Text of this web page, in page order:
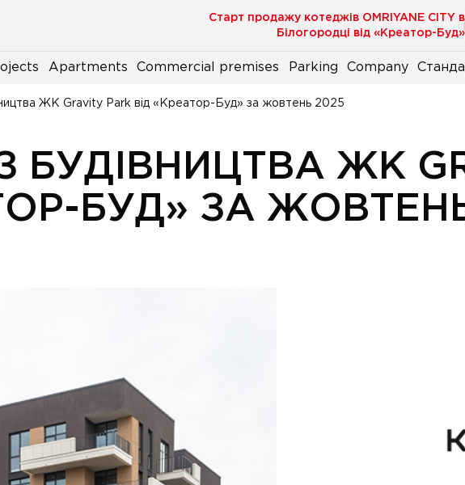
Старт продажу котеджів OMRIYANE CITY в
Білогородці від «Креатор-Буд»
Apartments Commercial premises Parking Company
ЖК Gravity Park від «Креатор-Буд» за жовтень 2025
БУДІВНИЦТВА ЖК
БУД» ЗА